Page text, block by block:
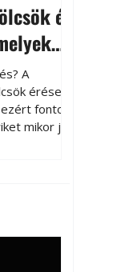
és
A
érése
fontos
mikor jó
azaz